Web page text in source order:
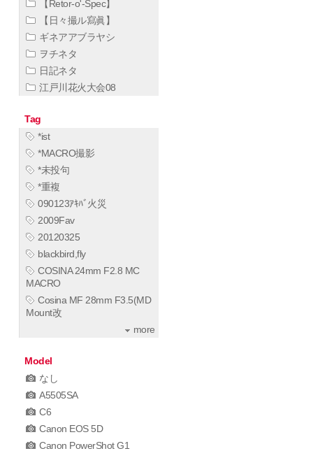
【Retor-o'-Spec】
【日々撮ル寫眞】
ギネアアブラヤシ
ヲチネタ
日記ネタ
江戸川花火大会08
Tag
*ist
*MACRO撮影
*未投句
*重複
090123ｱｷﾊﾞ火災
2009Fav
20120325
blackbird,fly
COSINA 24mm F2.8 MC
MACRO
Cosina MF 28mm F3.5(MD
Mount改
more
Model
なし
A5505SA
C6
Canon EOS 5D
Canon PowerShot G1